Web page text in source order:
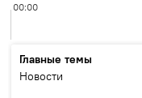
00:00
Главные темы
Новости